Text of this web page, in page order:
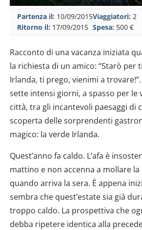
Partenza il: 10/09/2015
Ritorno il: 17/09/2015
Viaggiatori: 2
Spesa: 500 €
Racconto di una vacanza iniziata
la richiesta di un amico: “Starò per
Irlanda, ti prego, vienimi a
sette intensi giorni, a spasso per le
città, tra gli incantevoli paesaggi di
scoperta delle sorprendenti
magico: la verde Irlanda.
Quest’anno fa caldo. L’afa è
mattino e non accenna a mollare
quando arriva la sera. È appena
sembra che quest’estate sia già
troppo caldo. La prospettiva che
debba ripetere identica alla